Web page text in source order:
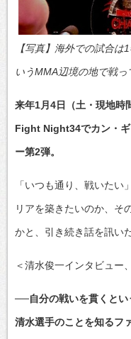
【写真】海外での試合
いうMMA辺境の地で戦
来年1月4日（土・現地時
Fight Night34でカン・ギ
ー第2弾。
「いつも通り、戦いた
リアを築きたいのか、そ
かと、引き続き話を訊いた
＜清水俊一インタビュー
──自分の戦いを貫くとい
清水選手のことを知るフ